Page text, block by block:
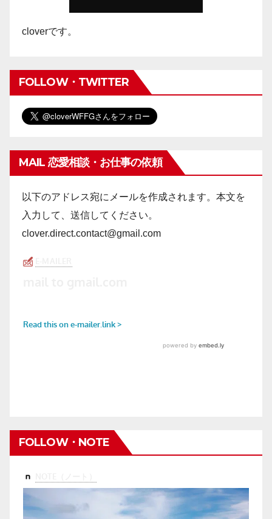
cloverです。
FOLLOW・TWITTER
MAIL 恋愛相談・お仕事の依頼
以下のアドレス宛にメールを作成されます。本文を
入力して、送信してください。
clover.direct.contact@gmail.com
FOLLOW・NOTE